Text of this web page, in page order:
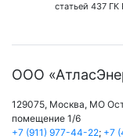
статьей 437 ГК
ООО
129075, Москва, МО
помещение 1/6
+7 (911) 977-44-22; +7